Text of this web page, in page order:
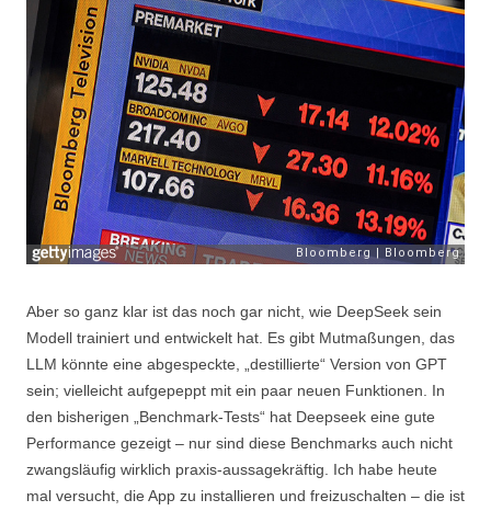
Aber so ganz klar ist das noch gar nicht, wie DeepSeek sein
Modell trainiert und entwickelt hat. Es gibt Mutmaßungen, das
LLM könnte eine abgespeckte, „destillierte“ Version von GPT
sein; vielleicht aufgepeppt mit ein paar neuen Funktionen. In
den bisherigen „Benchmark-Tests“ hat Deepseek eine gute
Performance gezeigt – nur sind diese Benchmarks auch nicht
zwangsläufig wirklich praxis-aussagekräftig. Ich habe heute
mal versucht, die App zu installieren und freizuschalten – die ist